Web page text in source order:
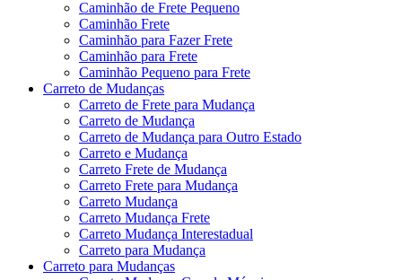
Caminhão de Frete Pequeno
Caminhão Frete
Caminhão para Fazer Frete
Caminhão para Frete
Caminhão Pequeno para Frete
Carreto de Mudanças
Carreto de Frete para Mudança
Carreto de Mudança
Carreto de Mudança para Outro Estado
Carreto e Mudança
Carreto Frete de Mudança
Carreto Frete para Mudança
Carreto Mudança
Carreto Mudança Frete
Carreto Mudança Interestadual
Carreto para Mudança
Carreto para Mudanças